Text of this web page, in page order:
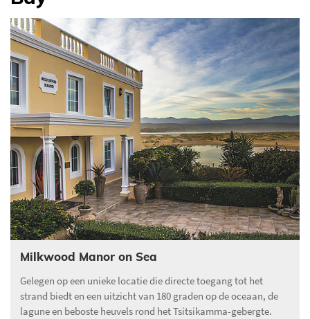
Milkwood Manor on Sea
Gelegen op een unieke locatie die directe toegang tot het
strand biedt en een uitzicht van 180 graden op de oceaan, de
lagune en beboste heuvels rond het Tsitsikamma-gebergte.